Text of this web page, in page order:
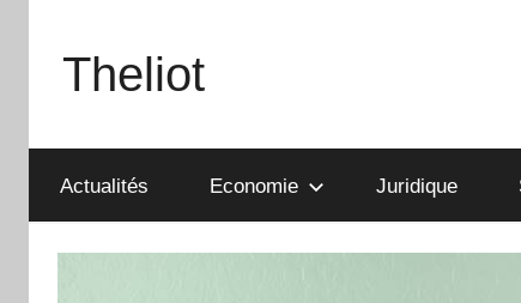
contenu
Theliot
Actualités Economie Juridique